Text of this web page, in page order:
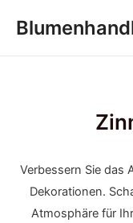
Inhalt
Verbessern Sie das
Dekorationen.
Atmosphäre für